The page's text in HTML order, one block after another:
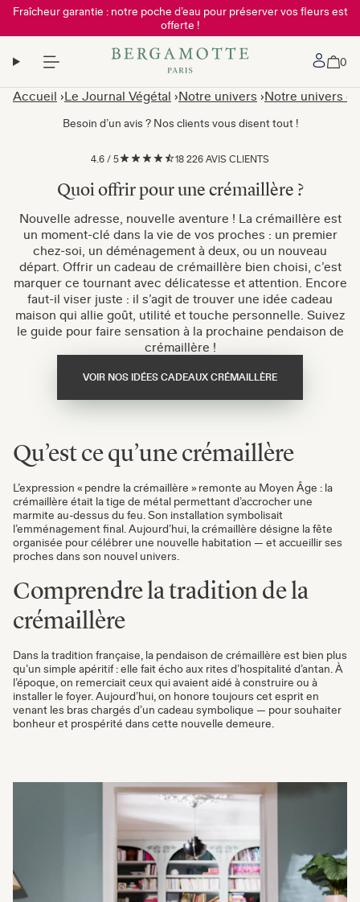
Fraîcheur garantie : notre poche d’eau pour préserver vos fleurs est
offerte !
Mon
0
Accueil Le Journal Végétal Notre univers Notre univers
Besoin d’un avis ? Nos clients vous disent tout !
4.6 / 5 18 226 AVIS CLIENTS
Quoi offrir pour une crémaillère ?
Nouvelle adresse, nouvelle aventure ! La crémaillère est
un moment-clé dans la vie de vos proches : un premier
chez-soi, un déménagement à deux, ou un nouveau
départ. Offrir un cadeau de crémaillère bien choisi, c’est
marquer ce tournant avec délicatesse et attention. Encore
faut-il viser juste : il s’agit de trouver une idée cadeau
maison qui allie goût, utilité et touche personnelle. Suivez
le guide pour faire sensation à la prochaine pendaison de
crémaillère !
VOIR NOS IDÉES CADEAUX CRÉMAILLÈRE
Qu’est ce qu’une crémaillère
L’expression « pendre la crémaillère » remonte au Moyen Âge : la
crémaillère était la tige de métal permettant d’accrocher une
marmite au-dessus du feu. Son installation symbolisait
l’emménagement final. Aujourd’hui, la crémaillère désigne la fête
organisée pour célébrer une nouvelle habitation — et accueillir ses
proches dans son nouvel univers.
Comprendre la tradition de la
crémaillère
Dans la tradition française, la pendaison de crémaillère est bien plus
qu’un simple apéritif : elle fait écho aux rites d’hospitalité d’antan. À
l’époque, on remerciait ceux qui avaient aidé à construire ou à
installer le foyer. Aujourd’hui, on honore toujours cet esprit en
venant les bras chargés d’un cadeau symbolique — pour souhaiter
bonheur et prospérité dans cette nouvelle demeure.